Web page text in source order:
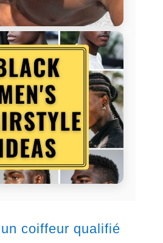
coiffeur qualifié